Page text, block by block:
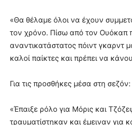
«Θα θέλαμε όλοι να έχουν
τον χρόνο. Πίσω από τον Ουόκαπ
αναντικατάστατος πόιντ γκαρντ
καλοί παίκτες και πρέπει να
Για τις προσθήκες μέσα στη σεζόν:
«Έπαιξε ρόλο για Μόρις και
τραυματίστηκαν και έμειναν για